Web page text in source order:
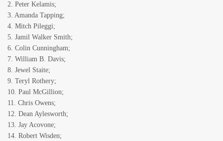
2. Peter Kelamis;
3. Amanda Tapping;
4. Mitch Pileggi;
5. Jamil Walker Smith;
6. Colin Cunningham;
7. William B. Davis;
8. Jewel Staite;
9. Teryl Rothery;
10. Paul McGillion;
11. Chris Owens;
12. Dean Aylesworth;
13. Jay Acovone;
14. Robert Wisden;